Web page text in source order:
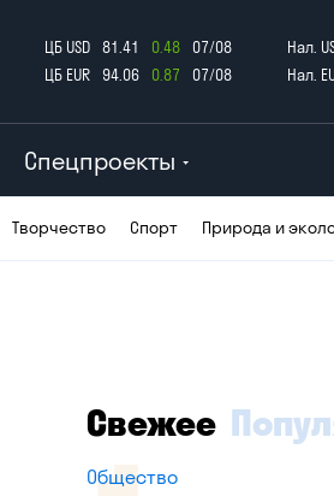
ЦБ USD 81.41 0.48
07/08
ЦБ EUR
94.06 0.87 07/08
Нал.
Нал.
Спецпроекты
Творчество Спорт Природа и
Свежее
Общество